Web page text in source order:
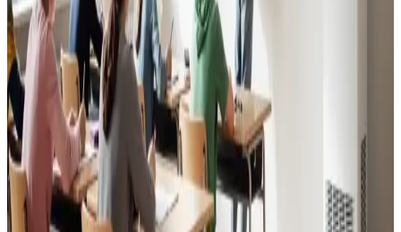
Kontorer, klinikker, butikker og restauranter i Holstebro.
Godt indeklima for alle.
Læs mere